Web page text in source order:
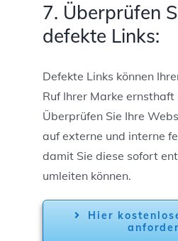
7. Überprüfen
defekte Links:
Defekte Links können
Ruf Ihrer Marke ernsthaft
Überprüfen Sie Ihre
auf externe und interne
damit Sie diese sofort
umleiten können.
Hier